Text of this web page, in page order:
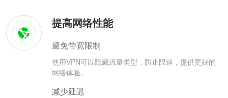
提高网络性能
避免带宽限制
使用VPN可以隐藏流量类型，防止限速，提供更好的
网络体验。
减少延迟